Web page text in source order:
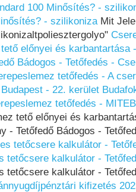
100 Minősítés? -
- szilikonizaMit
előnyei és karbantartása
Bádogos - Tetőfedés -
tetőfedés - A
- 22. kerület
tetőfedés -
tető előnyei és
- Tetőfedő Bádogos -
tetőcsere kalkulátor -
tetőcsere kalkulátor -
tetőcsere kalkulátor -
kifizetés